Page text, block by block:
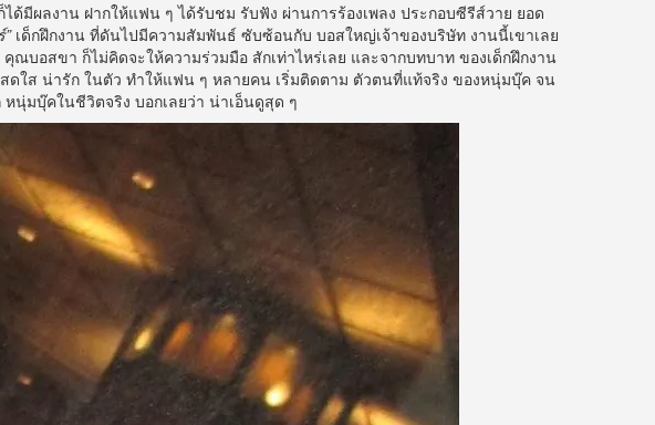
ผลงาน ฝากให้แฟน ๆ ได้รับชม รับฟัง ผ่านการร้องเพลง ประกอบซีรีส์วาย ยอด
”เด็กฝึกงาน ที่ดันไปมีความสัมพันธ์ ซับซ้อนกับ บอสใหญ่เจ้าของบริษัท งานนี้เขาเลย
บอสขา ก็ไม่คิดจะให้ความร่วมมือ สักเท่าไหร่เลย และจากบทบาท ของเด็กฝึกงาน
ใส น่ารัก ในตัว ทำให้แฟน ๆ หลายคน เริ่มติดตาม ตัวตนที่แท้จริง ของหนุ่มบุ๊ค จน
นุ่มบุ๊คในชีวิตจริง บอกเลยว่า น่าเอ็นดูสุด ๆ